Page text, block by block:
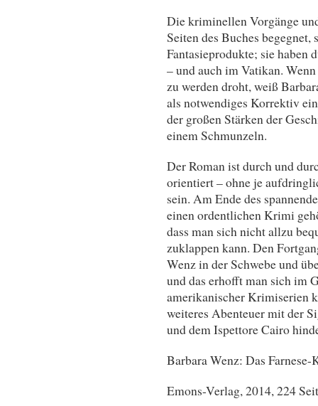
Die kriminellen Vorgänge
Seiten des Buches
Fantasieprodukte; sie haben
– und auch im Vatikan.
zu werden droht, weiß
als notwendiges Korrektiv
der großen Stärken der
einem Schmunzeln.
Der Roman ist durch und
orientiert – ohne je
sein. Am Ende des
einen ordentlichen Krimi
dass man sich nicht allzu
zuklappen kann. Den
Wenz in der Schwebe und
und das erhofft man sich im
amerikanischer Krimiserien
weiteres Abenteuer mit der
und dem Ispettore Cairo
Barbara Wenz: Das
Emons-Verlag, 2014, 224